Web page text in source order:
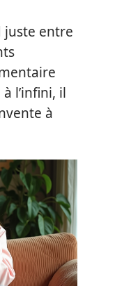
juste entre
l’infini, il
à